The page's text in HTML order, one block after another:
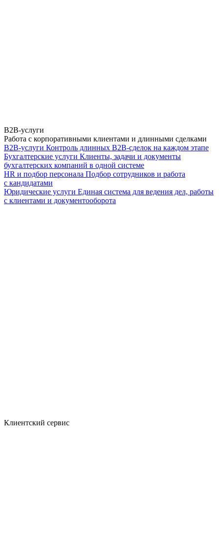
B2B-услуги
Работа с корпоративными клиентами и длинными сделками
B2B-услуги Контроль длинных B2B-сделок на каждом этапе
Бухгалтерские услуги Клиенты, задачи и документы
бухгалтерских компаний в одной системе
HR и подбор персонала Подбор сотрудников и работа
с кандидатами
Юридические услуги Единая система для ведения дел, работы
с клиентами и документооборота
Клиентский сервис